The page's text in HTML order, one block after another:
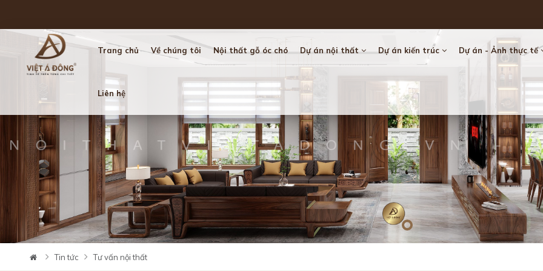
Trang chủ Về chúng tôi Nội thất gỗ óc chó Dự án nội thất Dự án kiến trúc Dự án - Ảnh thực tế
Liên hệ
Loading...
Tin tức Tư vấn nội thất